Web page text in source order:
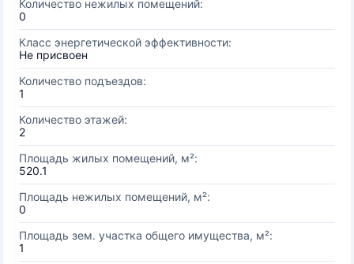
Количество нежилых помещений:
0
Класс энергетической эффективности:
Не присвоен
Количество подъездов:
1
Количество этажей:
2
Площадь жилых помещений, м²:
520.1
Площадь нежилых помещений, м²:
0
Площадь зем. участка общего имущества, м²:
1